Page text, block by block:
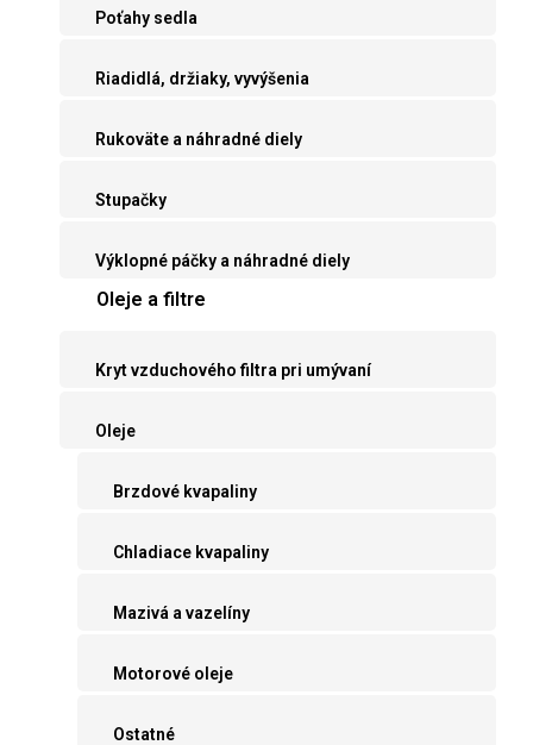
Poťahy sedla
Riadidlá, držiaky, vyvýšenia
Rukoväte a náhradné diely
Stupačky
Výklopné páčky a náhradné diely
Oleje a filtre
Kryt vzduchového filtra pri umývaní
Oleje
Brzdové kvapaliny
Chladiace kvapaliny
Mazivá a vazelíny
Motorové oleje
Ostatné